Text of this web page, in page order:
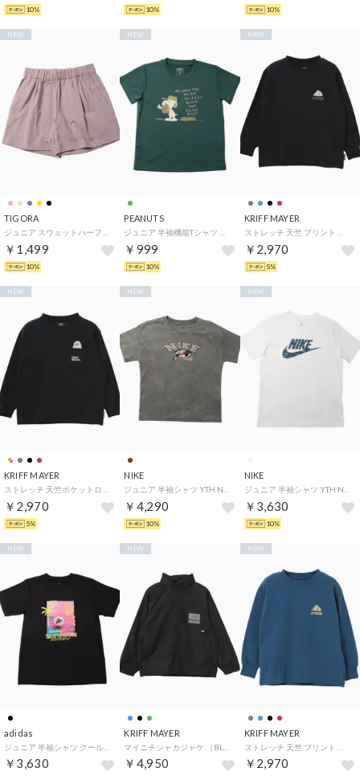
10% 10% 10%
TIGORA
￥1,499
NEW
10%
PEANUTS
￥999
NEW
10%
KRIFF MAYER
￥2,970
NEW
5%
KRIFF MAYER
ストレッチ 天竺ポケットロン Tシャツ (雪雄) （BLACK）
￥2,970
NEW
5%
NIKE
ジュニア 半袖シャツ YTH NSW M90 レトロ CHAMPS S/S Tシャツ IO1943289 （ブラウン）
￥4,290
NEW
10%
NIKE
ジュニア 半袖シャツ YTH NSW クラブ AOP FILL S/S Tシャツ IO1968100 （ホワイト）
￥3,630
NEW
10%
adidas
￥3,630
NEW
KRIFF MAYER
￥4,950
NEW
KRIFF MAYER
￥2,970
NEW